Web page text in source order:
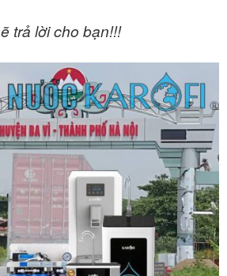
trả lời cho bạn!!!